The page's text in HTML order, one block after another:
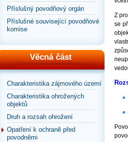
Příslušný povodňový orgán
Příslušné související povodňové
komise
Věcná část
Charakteristika zájmového území
Charakteristika ohrožených
objektů
Druh a rozsah ohrožení
Opatření k ochraně před
povodněmi
Z
se